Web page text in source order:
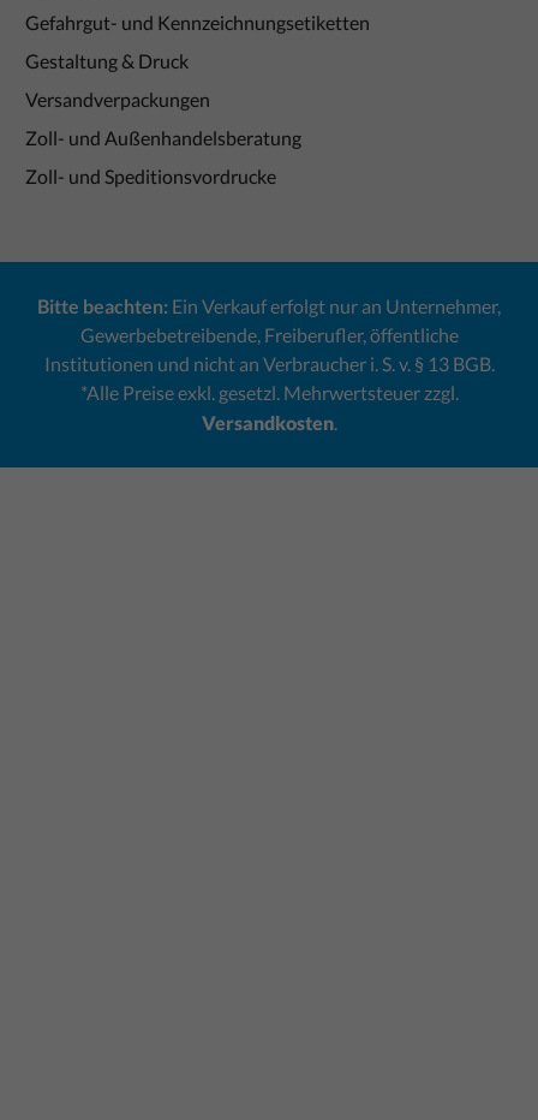
Gefahrgut- und Kennzeichnungsetiketten
Gestaltung & Druck
Versandverpackungen
Zoll- und Außenhandelsberatung
Zoll- und Speditionsvordrucke
Bitte beachten: Ein Verkauf erfolgt nur an Unternehmer,
Gewerbebetreibende, Freiberufler, öffentliche
Institutionen und nicht an Verbraucher i. S. v. § 13 BGB.
*Alle Preise exkl. gesetzl. Mehrwertsteuer zzgl.
Versandkosten.